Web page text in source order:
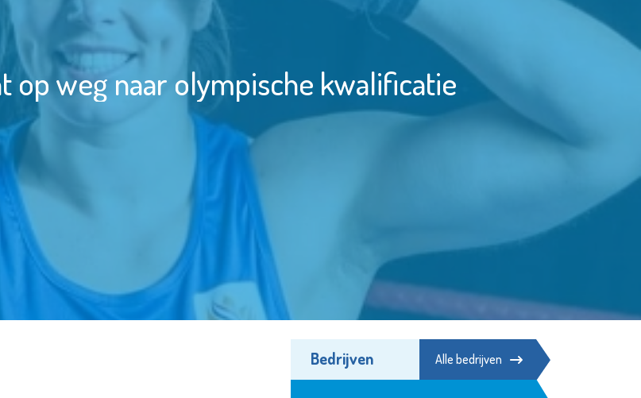
op weg naar olympische kwalificatie
Bedrijven Alle bedrijven